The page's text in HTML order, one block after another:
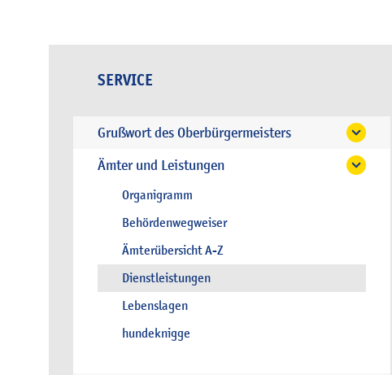
SERVICE
Grußwort des Oberbürgermeisters
Ämter und Leistungen
Organigramm
Behördenwegweiser
Ämterübersicht A-Z
Dienstleistungen
Lebenslagen
hundeknigge